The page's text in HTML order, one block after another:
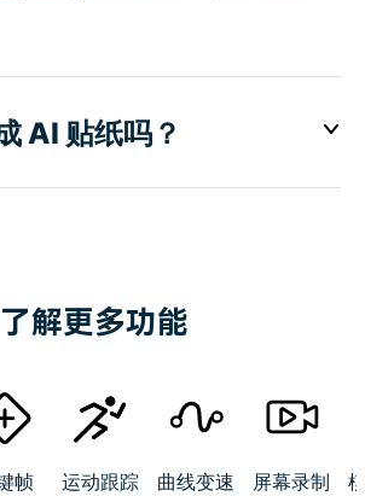
AI 贴纸吗？
了解更多功能
帧 运动跟踪 曲线变速 屏幕录制